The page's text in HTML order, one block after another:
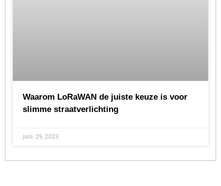
Waarom LoRaWAN de juiste keuze is voor
slimme straatverlichting
juni- 29, 2023